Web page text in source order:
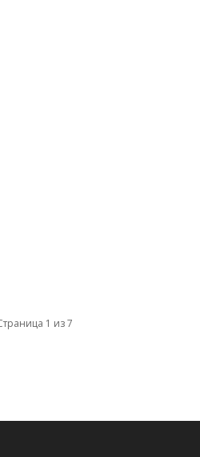
1 из 7